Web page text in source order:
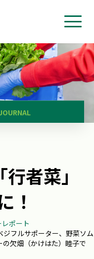
者菜」
！
ポート
フルサポーター、野菜ソム
の欠畑（かけはた）睦子で